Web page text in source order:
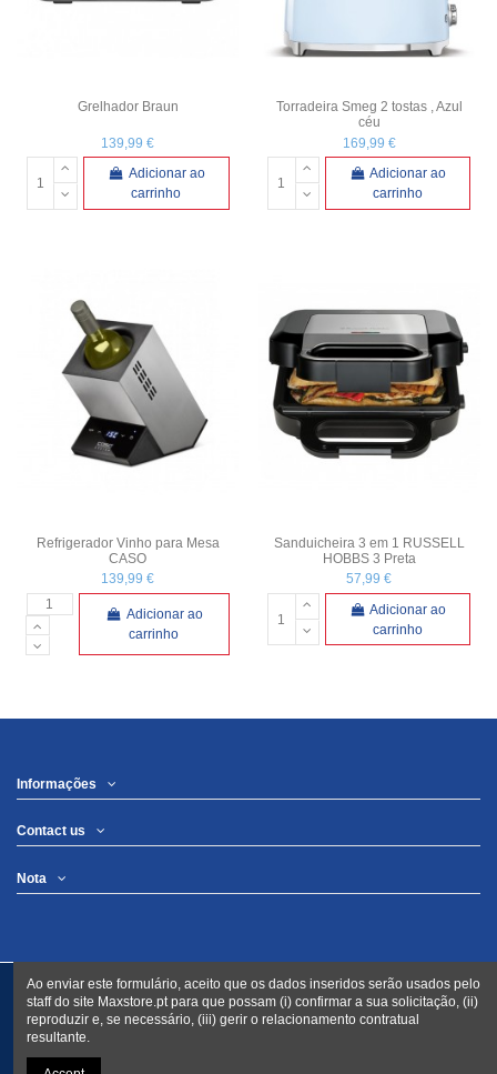
Grelhador Braun
139,99 €
Adicionar ao
carrinho
Torradeira Smeg 2 tostas , Azul
céu
169,99 €
Adicionar ao
carrinho
Refrigerador Vinho para Mesa
CASO
139,99 €
Adicionar ao
carrinho
Sanduicheira 3 em 1 RUSSELL
HOBBS 3 Preta
57,99 €
Adicionar ao
carrinho
Informações
Contact us
Nota
Ao enviar este formulário, aceito que os dados inseridos serão usados pelo
staff do site Maxstore.pt para que possam (i) confirmar a sua solicitação, (ii)
reproduzir e, se necessário, (iii) gerir o relacionamento contratual
resultante.